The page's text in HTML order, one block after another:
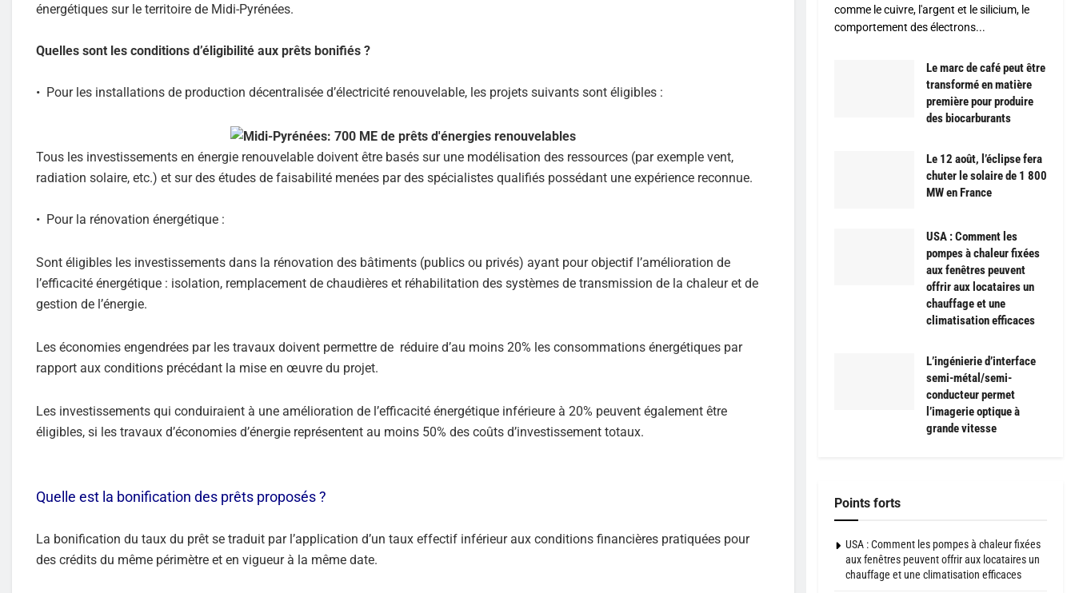
énergétiques sur le territoire de Midi-Pyrénées.
Quelles sont les conditions d’éligibilité aux prêts bonifiés ?
• Pour les installations de production décentralisée d’électricité renouvelable, les projets suivants sont éligibles :
Tous les investissements en énergie renouvelable doivent être basés sur une modélisation des ressources (par exemple vent,
radiation solaire, etc.) et sur des études de faisabilité menées par des spécialistes qualifiés possédant une expérience reconnue.
• Pour la rénovation énergétique :
Sont éligibles les investissements dans la rénovation des bâtiments (publics ou privés) ayant pour objectif l’amélioration de
l’efficacité énergétique : isolation, remplacement de chaudières et réhabilitation des systèmes de transmission de la chaleur et de
gestion de l’énergie.
Les économies engendrées par les travaux doivent permettre de réduire d’au moins 20% les consommations énergétiques par
rapport aux conditions précédant la mise en œuvre du projet.
Les investissements qui conduiraient à une amélioration de l’efficacité énergétique inférieure à 20% peuvent également être
éligibles, si les travaux d’économies d’énergie représentent au moins 50% des coûts d’investissement totaux.
Quelle est la bonification des prêts proposés ?
La bonification du taux du prêt se traduit par l’application d’un taux effectif inférieur aux conditions financières pratiquées pour
des crédits du même périmètre et en vigueur à la même date.
comme le cuivre, l'argent et le silicium, le
comportement des électrons...
Le marc de café peut être
transformé en matière
première pour produire
des biocarburants
Le 12 août, l’éclipse fera
chuter le solaire de 1 800
MW en France
USA : Comment les
pompes à chaleur fixées
aux fenêtres peuvent
offrir aux locataires un
chauffage et une
climatisation efficaces
L’ingénierie d’interface
semi-métal/semi-
conducteur permet
l’imagerie optique à
grande vitesse
Points forts
USA : Comment les pompes à chaleur fixées
aux fenêtres peuvent offrir aux locataires un
chauffage et une climatisation efficaces